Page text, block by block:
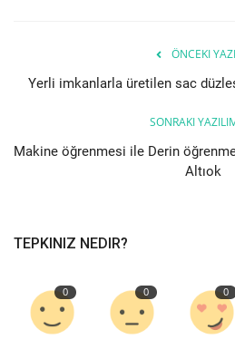
ÖNCEKI
Yerli imkanlarla üretilen sac
SONRAKI
Makine öğrenmesi ile Derin
Altıok
TEPKINIZ NEDIR?
0 0 0